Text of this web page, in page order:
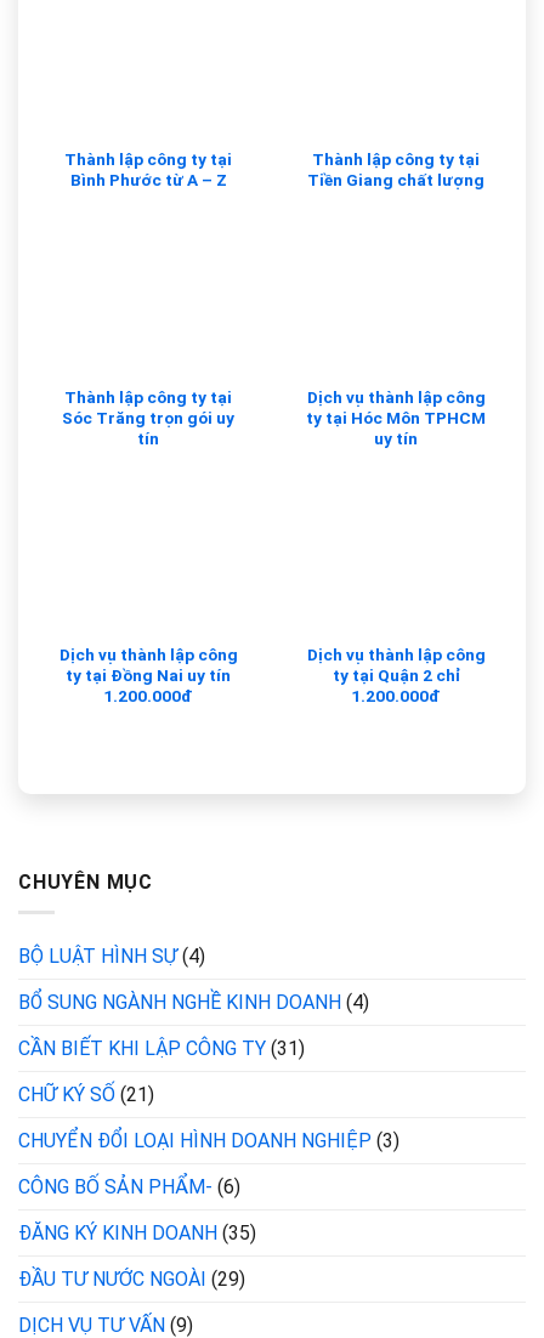
Thành lập công ty tại
Bình Phước từ A – Z
Thành lập công ty tại
Tiền Giang chất lượng
Thành lập công ty tại
Sóc Trăng trọn gói uy
tín
Dịch vụ thành lập công
ty tại Hóc Môn TPHCM
uy tín
Dịch vụ thành lập công
ty tại Đồng Nai uy tín
1.200.000đ
Dịch vụ thành lập công
ty tại Quận 2 chỉ
1.200.000đ
CHUYÊN MỤC
BỘ LUẬT HÌNH SỰ(4)
BỔ SUNG NGÀNH NGHỀ KINH DOANH (4)
CẦN BIẾT KHI LẬP CÔNG TY (31)
CHỮ KÝ SỐ (21)
CHUYỂN ĐỔI LOẠI HÌNH DOANH NGHIỆP (3)
CÔNG BỐ SẢN PHẨM- (6)
ĐĂNG KÝ KINH DOANH (35)
ĐẦU TƯ NƯỚC NGOÀI (29)
DỊCH VỤ TƯ VẤN (9)